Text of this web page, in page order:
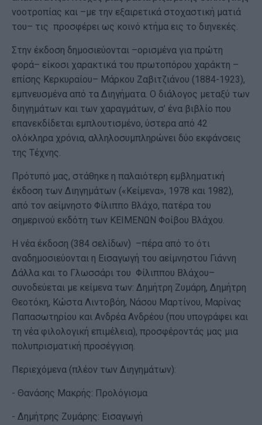
νοοτροπίας και –με την εξαιρετικά στοχαστική ματιά
του– τις προσφέρει ως κοινό κτήμα εις το διηνεκές.
Στην έκδοση δημοσιεύονται –ορισμένα για πρώτη
φορά– είκοσι χαρακτικά του πρωτοπόρου χαράκτη –
επίσης Κερκυραίου– Μάρκου Ζαβιτζιάνου (1884-1923),
εμπνευσμένα από τα Διηγήματα. Ο διάλογος μεταξύ των
διηγημάτων και των χαραγμάτων, σ’ ένα βιβλίο που
επανεκδίδεται εμπλουτισμένο, ύστερα από 42
ολόκληρα χρόνια, αλληλοσυμπληρώνει δύο εκφάνσεις
της Τέχνης.
Πρότυπό μας, στάθηκε η παλαιότερη εμβληματική
έκδοση των Διηγημάτων («Κείμενα», 1978 και 1982),
από τον αείμνηστο Φίλιππο Βλάχο, πατέρα του
σημερινού εκδότη των ΚΕΙΜΕΝΩΝ Φοίβου Βλάχου.
Η νέα έκδοση (384 σελίδων) –πέρα από το ότι
αναδημοσιεύονται η Εισαγωγή του αείμνηστου Γιάννη
Δάλλα και το Γλωσσάρι του Φίλιππου Βλάχου–
συνοδεύεται με κείμενα των: Δημήτρη Ζυμάρη, Δημήτρη
Θεοτόκη, Κώστα Λιντοβόη, Νάσου Μαρτίνου, Μαρίνας
Παπασωτηρίου και Ανδρέα Ανδρέου (που υπογράφει και
τη νέα φιλολογική επιμέλεια), προσφέροντάς μας μια
πολυπρισματική προσέγγιση.
Περιεχόμενα (πλέον των Διηγημάτων):
- Θανάσης Μακρής: Προλόγισμα
- Δημήτρης Ζυμάρης: Εισαγωγή